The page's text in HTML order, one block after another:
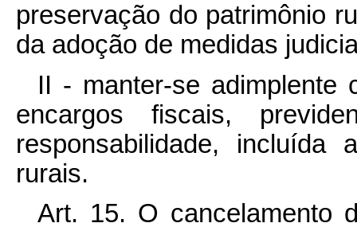
preservação do patrimônio
da adoção de medidas
II - manter-se adimplente
encargos fiscais,
responsabilidade, incluída
rurais.
Art. 15. O cancelamento